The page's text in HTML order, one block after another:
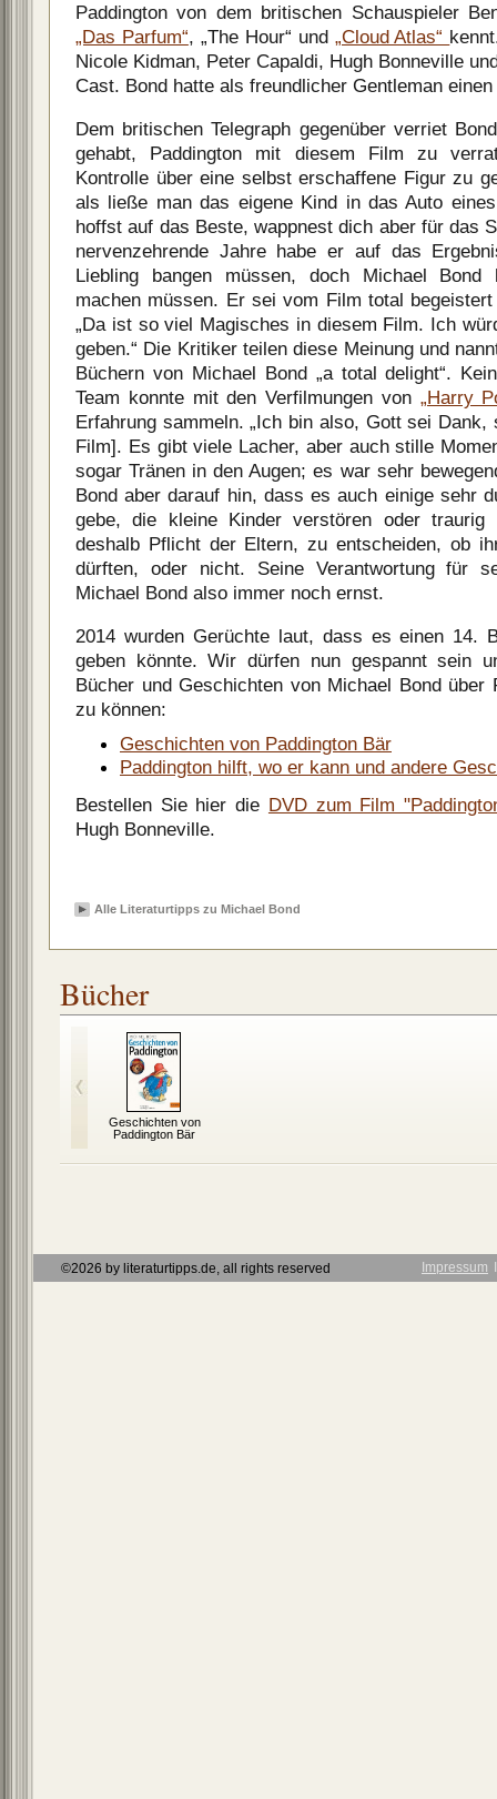
Paddington von dem britischen Schauspieler
„Das Parfum“, „The Hour“ und „Cloud Atlas“
Nicole Kidman, Peter Capaldi, Hugh Bonneville
Cast. Bond hatte als freundlicher Gentleman
Dem britischen Telegraph gegenüber verriet
gehabt, Paddington mit diesem Film zu
Kontrolle über eine selbst erschaffene Figur zu
als ließe man das eigene Kind in das Auto
hoffst auf das Beste, wappnest dich aber für das
nervenzehrende Jahre habe er auf das
Liebling bangen müssen, doch Michael
machen müssen. Er sei vom Film total
„Da ist so viel Magisches in diesem Film. Ich
geben.“ Die Kritiker teilen diese Meinung und
Büchern von Michael Bond „a total delight“.
Team konnte mit den Verfilmungen von „Harry
Erfahrung sammeln. „Ich bin also, Gott sei
Film]. Es gibt viele Lacher, aber auch stille
sogar Tränen in den Augen; es war sehr
Bond aber darauf hin, dass es auch einige sehr
gebe, die kleine Kinder verstören oder traurig
deshalb Pflicht der Eltern, zu entscheiden, ob
dürften, oder nicht. Seine Verantwortung für
Michael Bond also immer noch ernst.
2014 wurden Gerüchte laut, dass es einen 14.
geben könnte. Wir dürfen nun gespannt sein
Bücher und Geschichten von Michael Bond über
zu können:
Geschichten von Paddington Bär
Paddington hilft, wo er kann und andere
Bestellen Sie hier die DVD zum Film
Hugh Bonneville.
Alle Literaturtipps zu Michael Bond
Bücher
Geschichten von
Paddington Bär
©2026 by literaturtipps.de, all rights reserved Impressum